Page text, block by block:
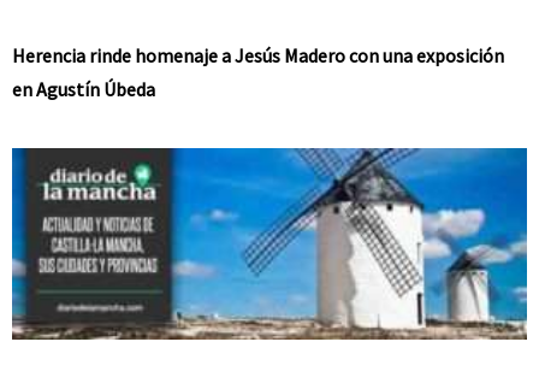
Herencia rinde homenaje a Jesús Madero con una exposición
en Agustín Úbeda